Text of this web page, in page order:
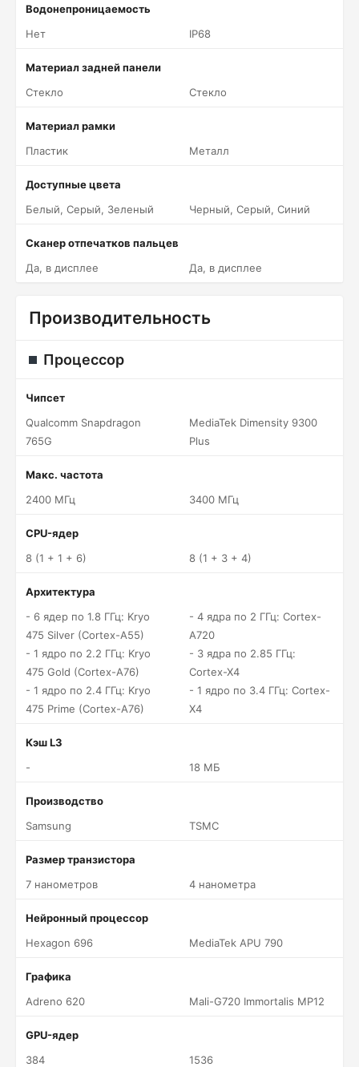
Водонепроницаемость
Нет
IP68
Материал задней панели
Стекло
Стекло
Материал рамки
Пластик
Металл
Доступные цвета
Белый, Серый, Зеленый
Черный, Серый, Синий
Сканер отпечатков пальцев
Да, в дисплее
Да, в дисплее
Производительность
Процессор
Чипсет
Qualcomm Snapdragon
765G
MediaTek Dimensity 9300
Plus
Макс. частота
2400 МГц
3400 МГц
CPU-ядер
8 (1 + 1 + 6)
8 (1 + 3 + 4)
Архитектура
- 6 ядер по 1.8 ГГц: Kryo
475 Silver (Cortex-A55)
- 1 ядро по 2.2 ГГц: Kryo
475 Gold (Cortex-A76)
- 1 ядро по 2.4 ГГц: Kryo
475 Prime (Cortex-A76)
- 4 ядра по 2 ГГц: Cortex-
A720
- 3 ядра по 2.85 ГГц:
Cortex-X4
- 1 ядро по 3.4 ГГц: Cortex-
X4
Кэш L3
-
18 МБ
Производство
Samsung
TSMC
Размер транзистора
7 нанометров
4 нанометра
Нейронный процессор
Hexagon 696
MediaTek APU 790
Графика
Adreno 620
Mali-G720 Immortalis MP12
GPU-ядер
384
1536